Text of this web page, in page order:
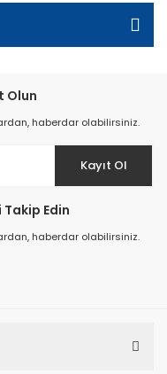
Olun
haberdar olabilirsiniz.
Kayıt Ol
Edin
haberdar olabilirsiniz.